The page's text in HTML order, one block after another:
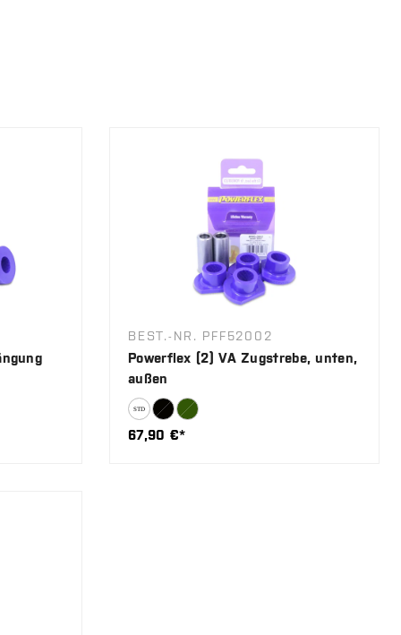
BEST.-NR. PFF52002
Powerflex (2) VA Zugstrebe, unten,
außen
67,90 €*